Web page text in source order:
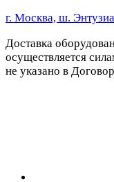
г. Москва, ш.
Доставка
осуществляется
не указано в